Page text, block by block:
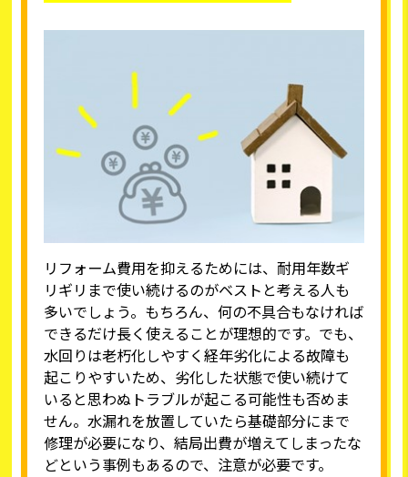
リフォーム費用を抑えるためには、耐用年数ギ
リギリまで使い続けるのがベストと考える人も
多いでしょう。もちろん、何の不具合もなければ
できるだけ長く使えることが理想的です。でも、
水回りは老朽化しやすく経年劣化による故障も
起こりやすいため、劣化した状態で使い続けて
いると思わぬトラブルが起こる可能性も否めま
せん。水漏れを放置していたら基礎部分にまで
修理が必要になり、結局出費が増えてしまったな
どという事例もあるので、注意が必要です。